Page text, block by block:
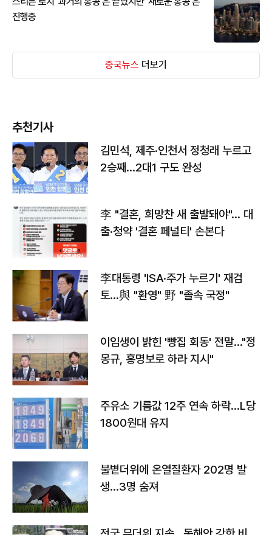
진행중
중국뉴스 더보기
추천기사
김민석, 제주·인천서 정청래 누르고
2승째…2대1 구도 완성
李 "결혼, 희망찬 새 출발돼야"… 대
출·청약 '결혼 페널티' 손본다
李대통령 'ISA·주가 누르기' 재검
토…與 "환영" 野 "졸속 국정"
이임생이 밝힌 '빵집 회동' 전말…"정
몽규, 홍명보로 하라 지시"
주유소 기름값 12주 연속 하락…L당
1800원대 유지
불볕더위에 온열질환자 202명 발
생…3명 숨져